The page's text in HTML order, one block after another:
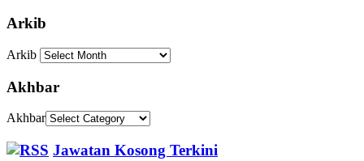
Arkib
Arkib
Akhbar
Akhbar
Jawatan Kosong Terkini